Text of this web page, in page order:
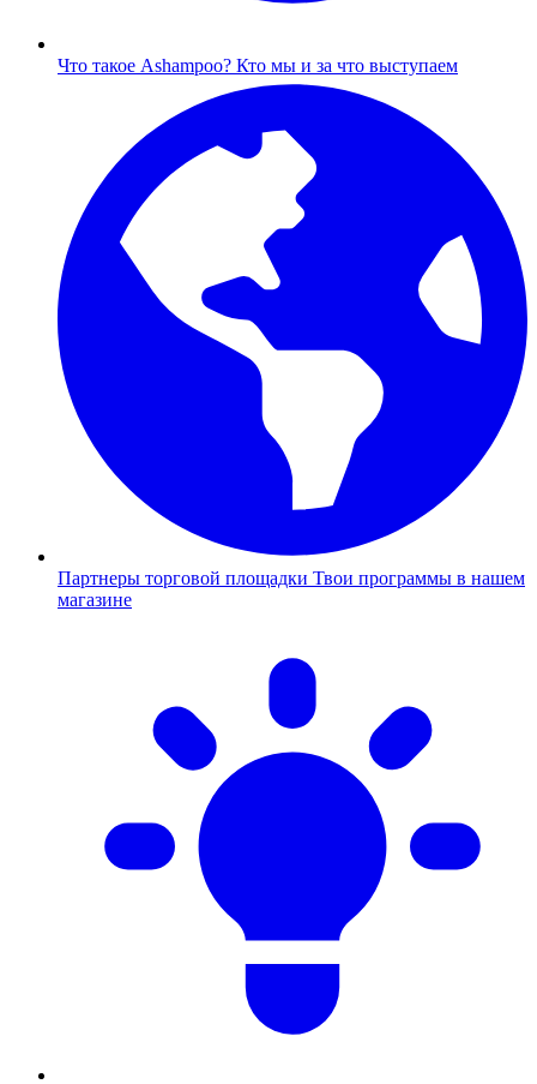
Что такое Ashampoo? Кто мы и за что выступаем
Партнеры торговой площадки Твои программы в нашем
магазине